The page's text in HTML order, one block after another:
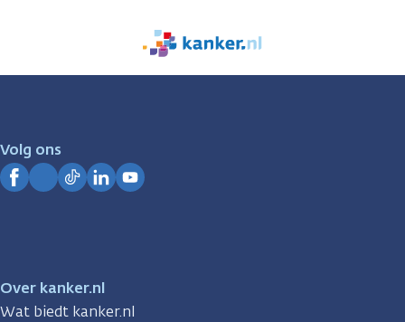
We
zijn
Volg ons
Over kanker.nl
Wat biedt kanker.nl